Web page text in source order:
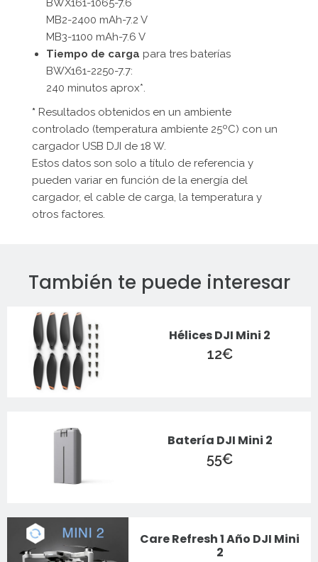
BWX161-1065-7.6
MB2-2400 mAh-7.2 V
MB3-1100 mAh-7.6 V
Tiempo de carga para tres baterías
BWX161-2250-7.7:
240 minutos aprox*.
* Resultados obtenidos en un ambiente
controlado (temperatura ambiente 25ºC) con un
cargador USB DJI de 18 W.
Estos datos son solo a título de referencia y
pueden variar en función de la energía del
cargador, el cable de carga, la temperatura y
otros factores.
También te puede interesar
Hélices DJI Mini 2
12€
Batería DJI Mini 2
55€
Care Refresh 1 Año DJI Mini
2